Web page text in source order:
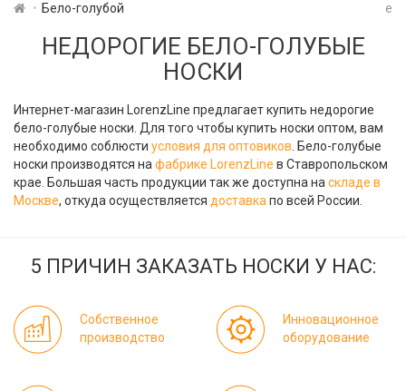
Бело-голубой e
НЕДОРОГИЕ БЕЛО-ГОЛУБЫЕ
НОСКИ
Интернет-магазин LorenzLine предлагает купить недорогие
бело-голубые носки. Для того чтобы купить носки оптом, вам
необходимо соблюсти условия для оптовиков. Бело-голубые
носки производятся нафабрике LorenzLine в Ставропольском
крае. Большая часть продукции так же доступна наскладе в
Москве, откуда осуществляется доставкапо всей России.
5 ПРИЧИН ЗАКАЗАТЬ НОСКИ У НАС:
Собственное
производство
Инновационное
оборудование